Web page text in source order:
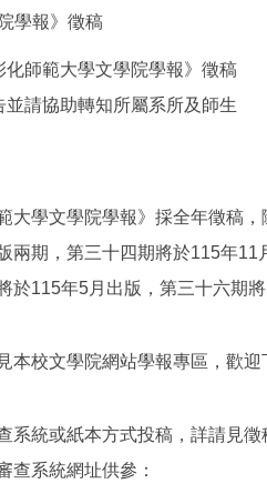
學報》徵稿
化師範大學文學院學報》徵稿
並請協助轉知所屬系所及師生
大學文學院學報》採全年徵稿，
兩期，第三十四期將於115年11
於115年5月出版，第三十六期將
本校文學院網站學報專區，歡迎
系統或紙本方式投稿，詳請見徵
查系統網址供參：